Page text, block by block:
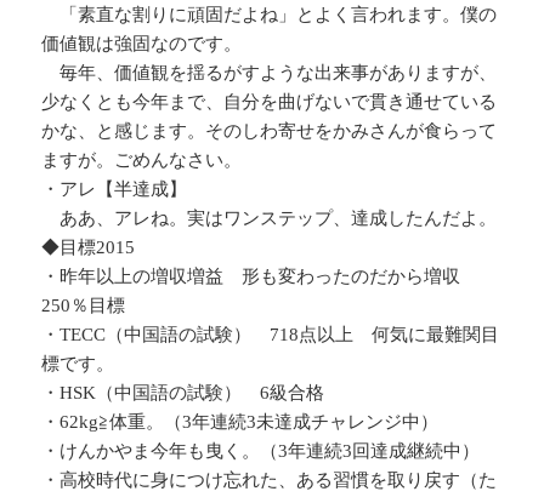
「素直な割りに頑固だよね」とよく言われます。僕の
価値観は強固なのです。
毎年、価値観を揺るがすような出来事がありますが、
少なくとも今年まで、自分を曲げないで貫き通せている
かな、と感じます。そのしわ寄せをかみさんが食らって
ますが。ごめんなさい。
・アレ【半達成】
ああ、アレね。実はワンステップ、達成したんだよ。
◆目標2015
・昨年以上の増収増益 形も変わったのだから増収
250％目標
・TECC（中国語の試験） 718点以上 何気に最難関目
標です。
・HSK（中国語の試験） 6級合格
・62kg≧体重。（3年連続3未達成チャレンジ中）
・けんかやま今年も曳く。（3年連続3回達成継続中）
・高校時代に身につけ忘れた、ある習慣を取り戻す（た